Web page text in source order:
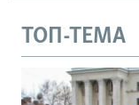
ТОП-ТЕМА